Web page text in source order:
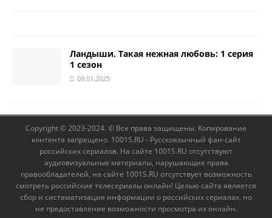
Ландыши. Такая нежная любовь: 1 серия
1 сезон
09.01.2025
Copyright © 2023-2024. © Все права защищены. Копирование
контента запрещено. 1001S.RU - Русскоязычный фан-сайт
российских сериалов. На сайте 1001S.RU отсутствуют
аудиовизуальные материалы, нарушающие права
правообладателей, на сайте 1001S.RU отсутствует возможность
смотреть российские телесериалы онлайн! Целью сайта является
сбор и систематизация информации о российских сериалах, но
не предоставление возможности просмотра их онлайн.